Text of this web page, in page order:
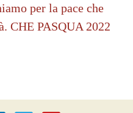
per la pace che
CHE PASQUA 2022